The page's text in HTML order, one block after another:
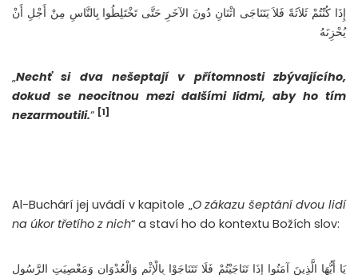
إِذَا كُنْتُمْ ثَلاَثَةً فَلاَ يَتَنَاجَى اثْنَانِ دُونَ الآخَرِ حَتَّى تَخْتَلِطُوا بِالنَّاسِ مِنْ أَجْلِ أَنْ
يُحْزِنَهُ
„Nechť si dva nešeptají v přítomnosti zbývajícího,
dokud se neocitnou mezi dalšími lidmi, aby ho tím
nezarmoutili.“ [1]
Al-Buchárí jej uvádí v kapitole „O zákazu šeptání dvou lidí
na úkor třetího z nich“ a staví ho do kontextu Božích slov:
يَا أَيُّهَا الَّذِينَ آمَنُوا إِذَا تَنَاجَيْتُمْ فَلَا تَتَنَاجَوْا بِالْإِثْمِ وَالْعُدْوَانِ وَمَعْصِيَتِ الرَّسُولِ